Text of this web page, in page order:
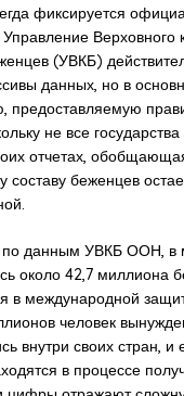
фиксируется
Управление
(УВКБ)
данных, но в
не все
отчетах,
составу беженцев
по данным УВКБ ООН, в
около 42,7 миллиона
в международной
человек
внутри своих стран, и
в процессе